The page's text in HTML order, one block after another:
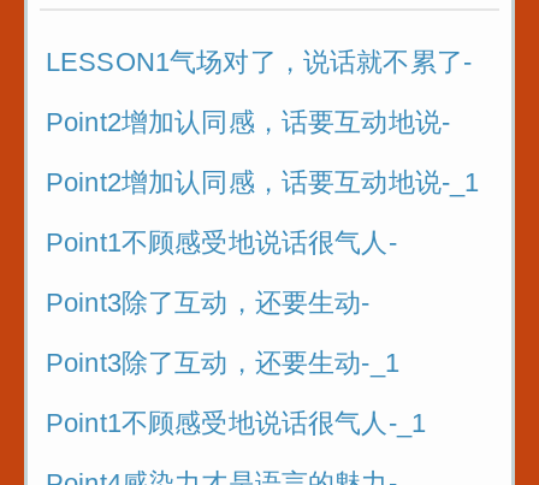
5.阅读实践故事的关键
5.阅读实践故事的关键_1
LESSON1气场对了，说话就不累了-
Point2增加认同感，话要互动地说-
Point2增加认同感，话要互动地说-_1
Point1不顾感受地说话很气人-
Point3除了互动，还要生动-
Point3除了互动，还要生动-_1
Point1不顾感受地说话很气人-_1